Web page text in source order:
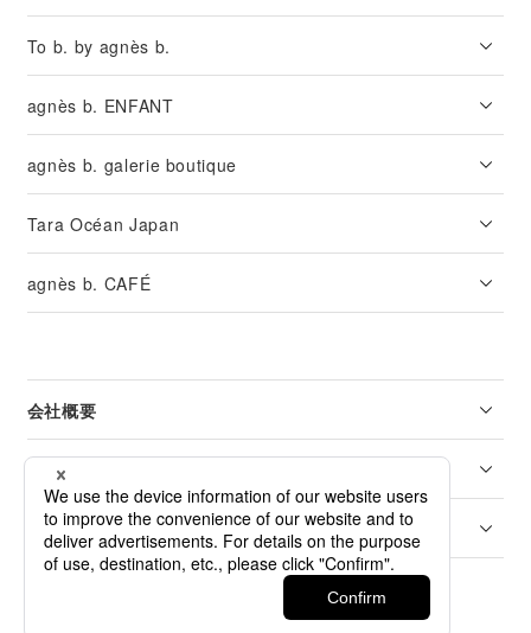
To b. by agnès b.
agnès b. ENFANT
agnès b. galerie boutique
Tara Océan Japan
agnès b. CAFÉ
会社概要
リーガル
カスタマーサービス